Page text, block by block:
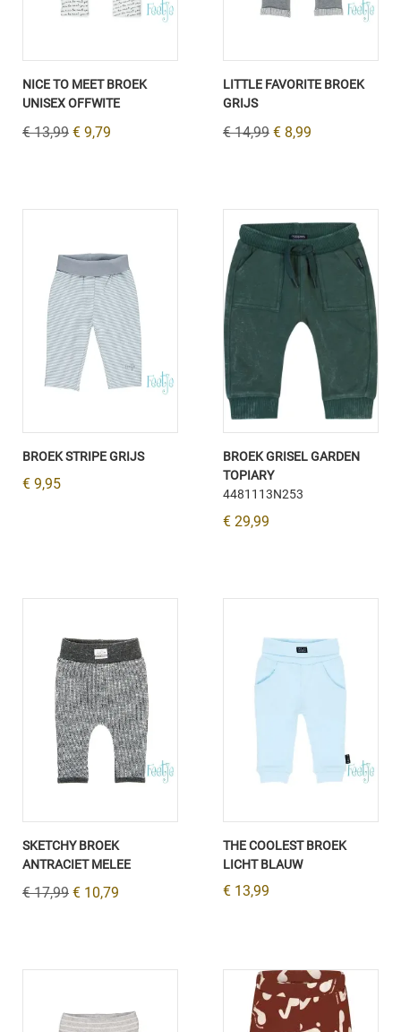
NICE TO MEET BROEK
UNISEX OFFWITE
€ 13,99 € 9,79
LITTLE FAVORITE BROEK
GRIJS
€ 14,99 € 8,99
BROEK STRIPE GRIJS
€ 9,95
BROEK GRISEL GARDEN
TOPIARY
4481113N253
€ 29,99
SKETCHY BROEK
ANTRACIET MELEE
€ 17,99 € 10,79
THE COOLEST BROEK
LICHT BLAUW
€ 13,99